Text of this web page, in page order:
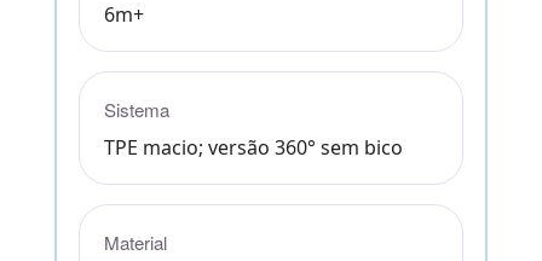
6m+
Sistema
TPE macio; versão 360° sem bico
Material